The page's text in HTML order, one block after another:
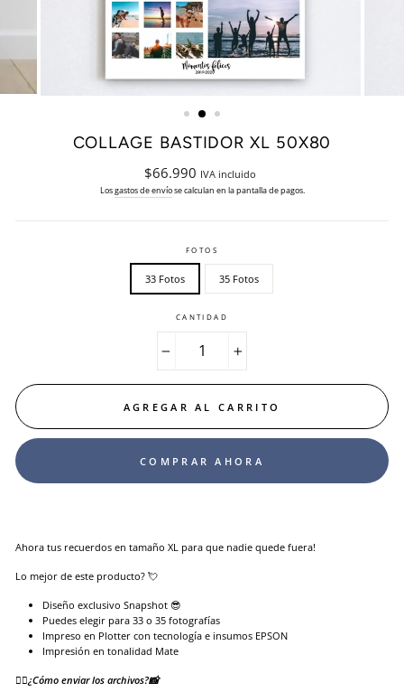
COLLAGE BASTIDOR XL 50X80
Precio
habitual
$66.990 IVA incluido
Losgastos de envíose calculan en la pantalla de pagos.
FOTOS
33 Fotos 35 Fotos
CANTIDAD
AGREGAR AL CARRITO
COMPRAR AHORA
Ahora tus recuerdos en tamaño XL para que nadie quede fuera!
Lo mejor de este producto? 💘
Diseño exclusivo Snapshot 😎
Puedes elegir para 33 o 35 fotografías
Impreso en Plotter con tecnología e insumos EPSON
Impresión en tonalidad Mate
👉🏻¿Cómo enviar los archivos?📸